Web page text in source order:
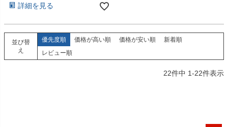
詳細を見る
並び替
え
優先度順 価格が高い順 価格が安い順
新着順
レビュー順
22件中 1-22件表示